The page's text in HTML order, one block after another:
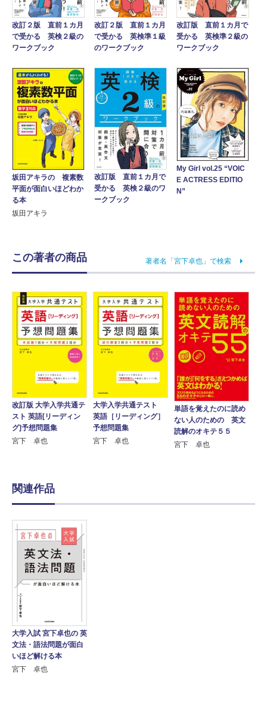
改訂２版 直前１カ月
で受かる 英検２級の
ワークブック
改訂２版 直前１カ月
で受かる 英検準１級
のワークブック
改訂版 直前１カ月で
受かる 英検準２級の
ワークブック
坂田アキラの 複素数
平面が面白いほどわか
る本
坂田アキラ
改訂版 直前１カ月で
受かる 英検２級のワ
ークブック
My Girl vol.25 “VOIC
E ACTRESS EDITIO
N”
この著者の商品 著者名「宮下卓也」で検索
改訂版 大学入学共通テ
スト 英語[リーディン
グ]予想問題集
宮下 卓也
大学入学共通テスト
英語［リーディング］
予想問題集
宮下 卓也
単語を覚えたのに読め
ない人のための 英文
読解のオキテ５５
宮下 卓也
関連作品
大学入試 宮下卓也の 英
文法・語法問題が面白
いほど解ける本
宮下 卓也